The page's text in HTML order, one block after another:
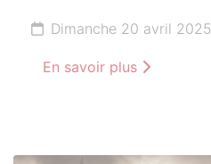
Dimanche 20 avril
En savoir plus